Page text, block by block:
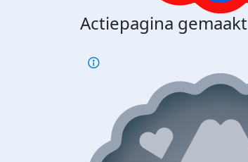
Actiepagina gemaakt